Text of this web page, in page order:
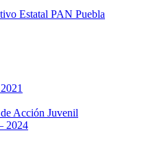
Estatal PAN Puebla
Acción Juvenil
2024